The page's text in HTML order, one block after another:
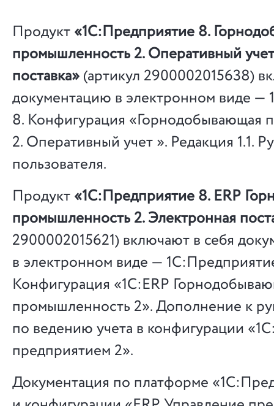
Продукт«1С:Предприятие 8.
промышленность 2. Оперативный
поставка»(артикул 2900002015638)
документацию в электронном виде —
8. Конфигурация «Горнодобывающая
2. Оперативный учет ». Редакция 1.1.
пользователя.
Продукт«1С:Предприятие 8. ERP
промышленность 2. Электронная
2900002015621) включают в себя
в электронном виде —
Конфигурация «1С:ERP
промышленность 2». Дополнение к
по ведению учета в конфигурации
предприятием 2».
Документация по платформе